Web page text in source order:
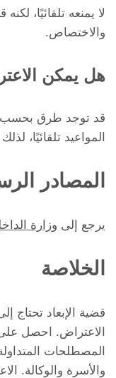
لا يمنعه تلقائيًا،
والاختصاص.
هل يمكن
قد توجد طرق بحسب
المواعيد تلقائيًا،
المصادر
يرجع إلى وزارة
الخلاصة
قضية الإبعاد تحتاج
الاعتراض. احصل
المصطلحات
والأسرة والوكالة.